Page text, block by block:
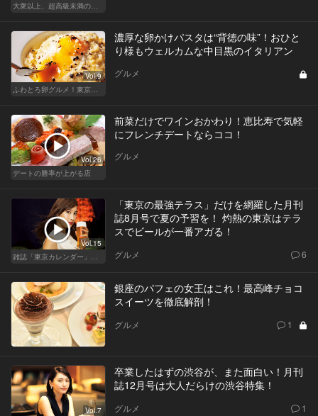
Vol.9
濃厚な卵かけパスタは“背徳の味”！おひと
り様もウェルカムな中目黒のイタリアン
グルメ
Vol.26
デートの勝率が上がる店
前菜だけでワインおかわり！恵比寿で気軽
にフレンチデートならココ！
グルメ
Vol.15
「東京の最強テラス」だけを網羅した月刊
誌8月号で夏の予習を！ 灼熱の東京はテラ
スでビールが一番アガる！
グルメ 6
銀座のパフェの女王はこれ！最高峰チョコ
スイーツを徹底解剖！
グルメ 1
Vol.7
卒業したはずの渋谷が、また面白い！月刊
誌12月号は大人だらけの渋谷特集！
グルメ 1